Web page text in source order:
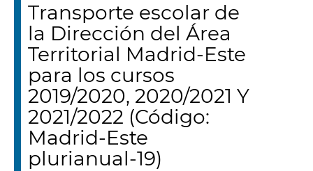
Transporte escolar de
la Dirección del Área
Territorial Madrid-Este
para los cursos
2019/2020, 2020/2021 Y
2021/2022 (Código:
Madrid-Este
plurianual-19)